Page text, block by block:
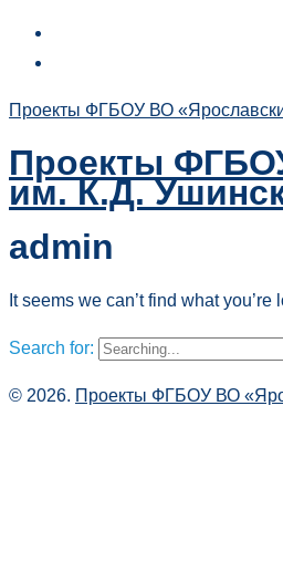
Проекты ФГБОУ ВО
Проекты
им. К.Д.
admin
It seems we can’t find what
Search for:
© 2026. Проекты ФГБОУ ВО